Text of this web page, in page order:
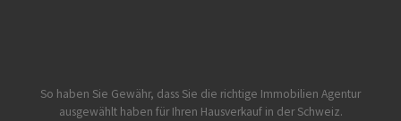
So haben Sie Gewähr, dass Sie die richtige Immobilien Agentur
ausgewählt haben für Ihren Hausverkauf in der Schweiz.